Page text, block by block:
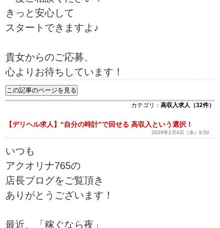
きっと安心して
スタートできますよ♪
貴女からのご応募、
心よりお待ちしています！
カテゴリ： 高収入求人（32件）
【デリヘル求人】“自分の時計”で回せる 高収入という選択！
2026年2月4日（水）9:50
いつも
アクオリナ765の
店長ブログをご覧頂き
ありがとうございます！
最近、「稼ぐなら夜」